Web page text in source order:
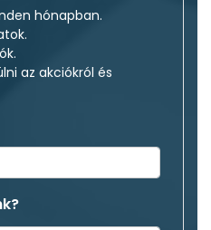
hónapban.
az akciókról és